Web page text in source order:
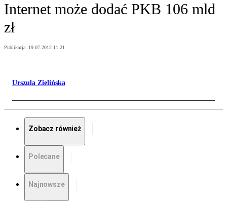
Internet może dodać PKB 106 mld
zł
Publikacja: 19.07.2012 11:21
Urszula Zielińska
Zobacz również
Polecane
Najnowsze